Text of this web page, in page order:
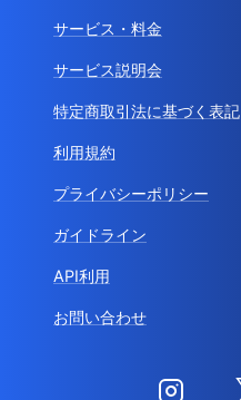
サービス・料金
サービス説明会
特定商取引法に基づく表記
利用規約
プライバシーポリシー
ガイドライン
API利用
お問い合わせ